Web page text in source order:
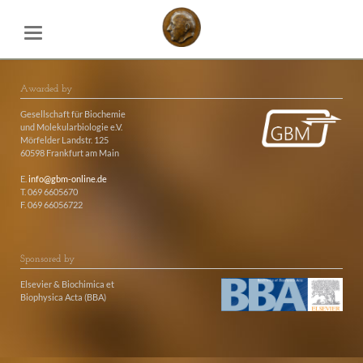
Awarded by
Gesellschaft für Biochemie
und Molekularbiologie e.V.
Mörfelder Landstr. 125
60598 Frankfurt am Main
E. info@gbm-online.de
T. 069 6605670
F. 069 66056722
Sponsored by
Elsevier & Biochimica et
Biophysica Acta (BBA)